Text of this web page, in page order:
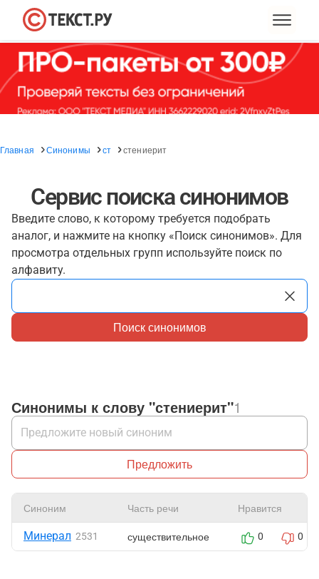
Главная Синонимы ст стениерит
Сервис поиска синонимов
Введите слово, к которому требуется подобрать
аналог, и нажмите на кнопку «Поиск синонимов». Для
просмотра отдельных групп используйте поиск по
алфавиту.
Поиск синонимов
Синонимы к слову "стениерит"1
Предложить
Синоним Часть речи Нравится
Минерал 2531 существительное 0 0